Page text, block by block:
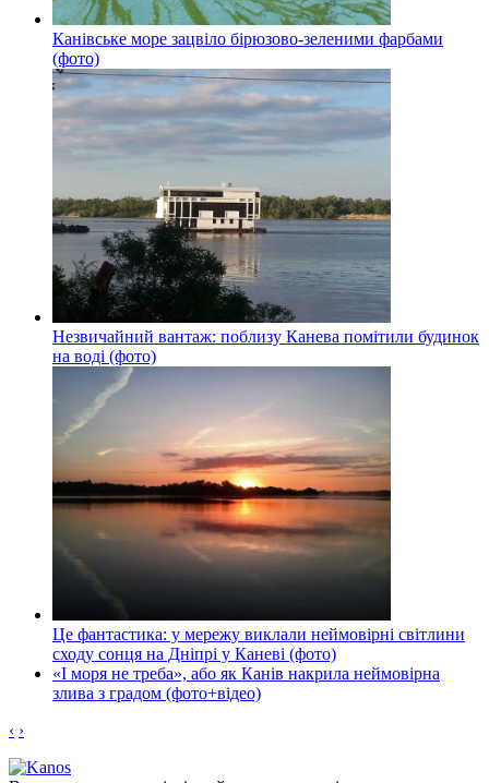
Канівське море зацвіло бірюзово-зеленими фарбами
(фото)
Незвичайний вантаж: поблизу Канева помітили будинок
на воді (фото)
Це фантастика: у мережу виклали неймовірні світлини
сходу сонця на Дніпрі у Каневі (фото)
«І моря не треба», або як Канів накрила неймовірна
злива з градом (фото+відео)
‹ ›